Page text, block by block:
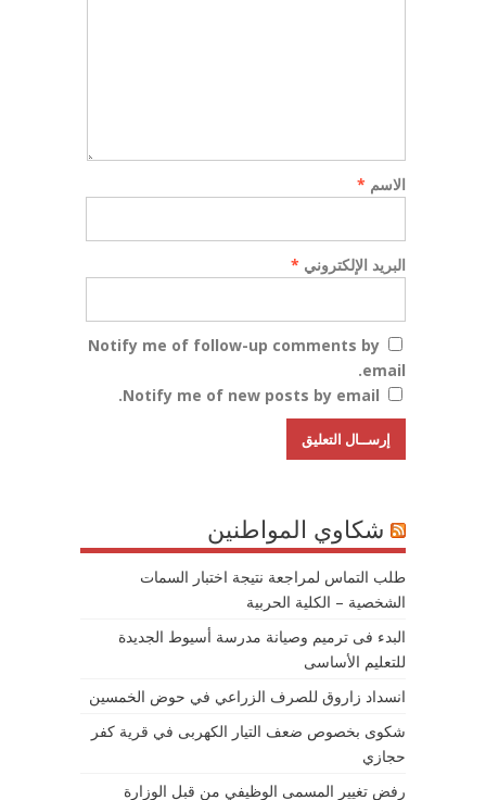
الاسم *
البريد الإلكتروني *
Notify me of follow-up comments by
email.
Notify me of new posts by email.
شكاوي المواطنين
طلب التماس لمراجعة نتيجة اختبار السمات
الشخصية – الكلية الحربية
البدء فى ترميم وصيانة مدرسة أسيوط الجديدة
للتعليم الأساسى
انسداد زاروق للصرف الزراعي في حوض الخمسين
شكوى بخصوص ضعف التيار الكهربى في قرية كفر
حجازي
رفض تغيير المسمى الوظيفي من قبل الوزارة